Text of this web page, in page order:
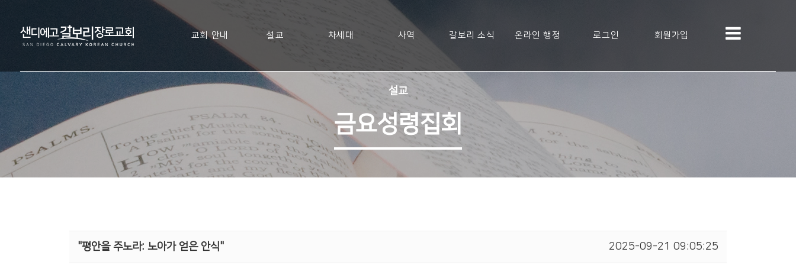
교회 안내 설교 차세대 사역 갈보리 소식 온라인 행정 로그인 회원가입
설교
금요성령집회
"평안을 주노라: 노아가 얻은 안식" 2025-09-21 09:05:25